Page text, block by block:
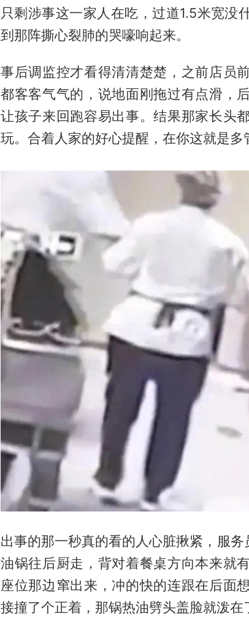
只剩涉事这一家人在吃，过道1.5米宽没
到那阵撕心裂肺的哭嚎响起来。
事后调监控才看得清清楚楚，之前店员
都客客气气的，说地面刚拖过有点滑，
让孩子来回跑容易出事。结果那家长头
玩。合着人家的好心提醒，在你这就是多
出事的那一秒真的看的人心脏揪紧，服
油锅往后厨走，背对着餐桌方向本来就
座位那边窜出来，冲的快的连跟在后面
接撞了个正着，那锅热油劈头盖脸就泼在